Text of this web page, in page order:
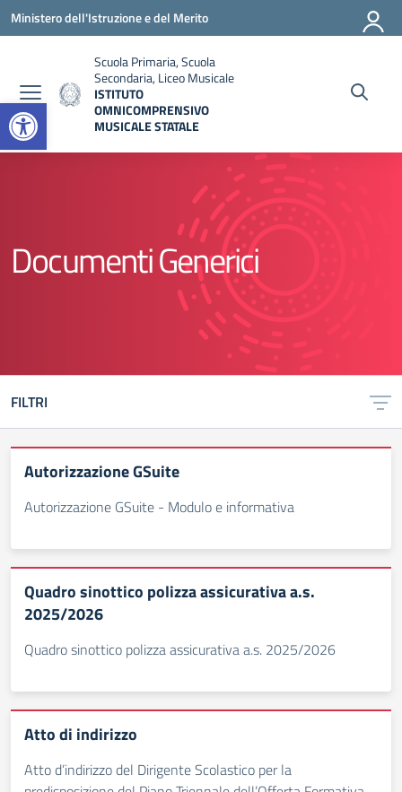
Open toolbar
Vai ai contenuti
Vai al menu di navigazione
Vai al footer
Ministero dell'Istruzione e del Merito
Scuola Primaria, Scuola
Secondaria, Liceo Musicale
ISTITUTO
OMNICOMPRENSIVO
MUSICALE STATALE
Documenti Generici
FILTRI
Autorizzazione GSuite
Autorizzazione GSuite - Modulo e informativa
Quadro sinottico polizza assicurativa a.s.
2025/2026
Quadro sinottico polizza assicurativa a.s. 2025/2026
Atto di indirizzo
Atto d’indirizzo del Dirigente Scolastico per la